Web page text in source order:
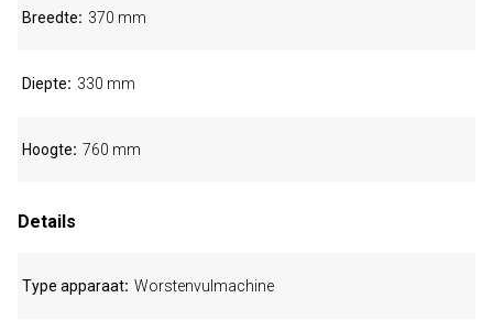
Breedte 370 mm
Diepte 330 mm
Hoogte 760 mm
Details
Type apparaat Worstenvulmachine